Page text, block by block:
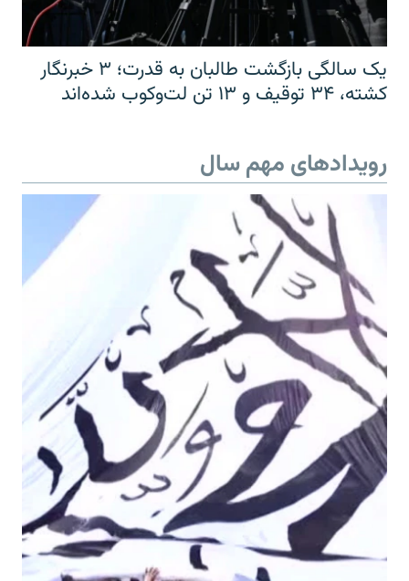
یک سالگی بازگشت طالبان به قدرت؛ ۳ خبرنگار
کشته، ۳۴ توقیف و ۱۳ تن لت‌وکوب شده‌اند
رویدادهای مهم سال